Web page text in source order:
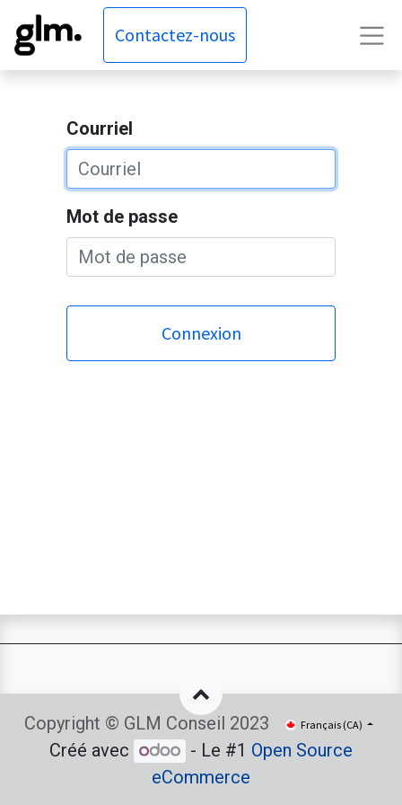
Contactez-nous
Courriel
Mot de passe
Connexion
Copyright © GLM Conseil 2023 Français (CA)
Créé avec - Le #1 Open Source
eCommerce